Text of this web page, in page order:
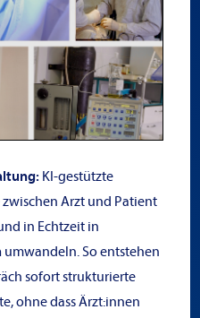
KI-gestützte
Arzt und Patient
in Echtzeit in
umwandeln. So entstehen
sofort strukturierte
ohne dass Ärzt:innen